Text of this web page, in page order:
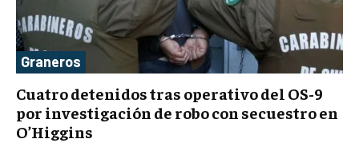
Graneros
Cuatro detenidos tras operativo del OS-9
por investigación de robo con secuestro en
O’Higgins